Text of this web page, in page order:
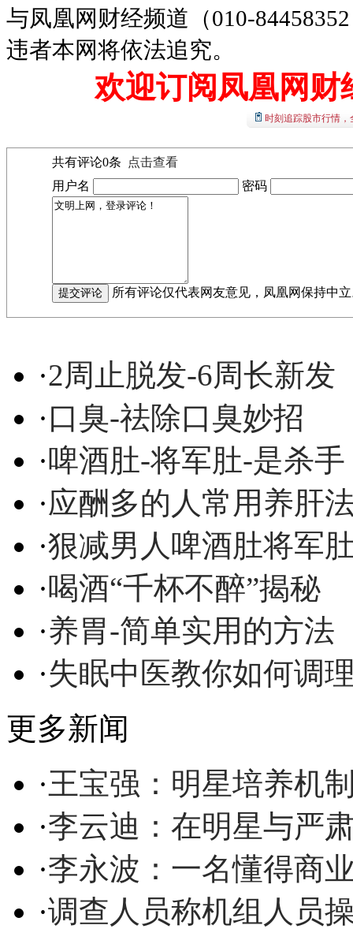
与凤凰网财经频道（010-
违者本网将依法追究。
欢迎订阅凤凰网财
时刻追踪股市行情
共有评论0条
点击查看
用户名
密码
所有评论仅代表网友意见，凤凰网保持中
·2周止脱发-6周长新发
·口臭-祛除口臭妙招
·啤酒肚-将军肚-是杀手
·应酬多的人常用养肝
·狠减男人啤酒肚将军
·喝酒“千杯不醉”揭秘
·养胃-简单实用的方法
·失眠中医教你如何调
更多新闻
·王宝强：明星培养机
·李云迪：在明星与严
·李永波：一名懂得商
·调查人员称机组人员